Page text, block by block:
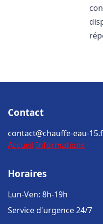
Contact
contact@chauffe-eau-
Accueil Informations
Horaires
Lun-Ven: 8h-19h
Service d'urgence 24/7